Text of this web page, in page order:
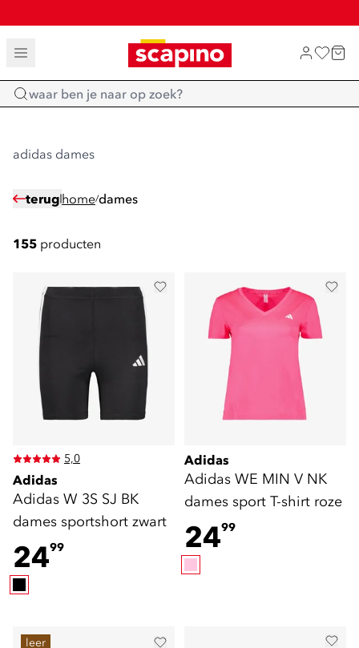
TOT 70% KORTING OP SALE
SHOP NIEUW
Home
adidas dames
terug home/dames
155 producten
5,0
Adidas
Adidas W 3S SJ BK
dames sportshort zwart
2499
Adidas
Adidas WE MIN V NK
dames sport T-shirt roze
2499
leer